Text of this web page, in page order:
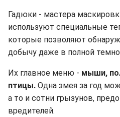
Гадюки - мастера
используют специальные
которые позволяют
добычу даже в полной
Их главное меню - мыши,
птицы. Одна змея за год
а то и сотни грызунов,
вредителей.